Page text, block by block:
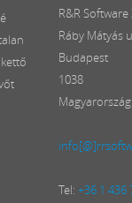
R&R Software
Ráby Mátyás
Budapest
1038
Magyarország
Tel: +36 1 436